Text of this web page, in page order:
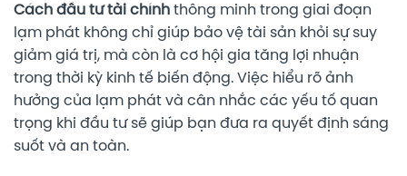
Cách đầu tư tài chính thông minh trong giai đoạn
lạm phát không chỉ giúp bảo vệ tài sản khỏi sự suy
giảm giá trị, mà còn là cơ hội gia tăng lợi nhuận
trong thời kỳ kinh tế biến động. Việc hiểu rõ ảnh
hưởng của lạm phát và cân nhắc các yếu tố quan
trọng khi đầu tư sẽ giúp bạn đưa ra quyết định sáng
suốt và an toàn.